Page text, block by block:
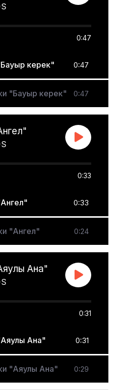
0:47
керек" 0:47
"Бауыр керек" 0:47
0:33
0:33
"Ангел" 0:24
Ана"
0:31
Ана" 0:31
"Аяулы Ана" 0:29